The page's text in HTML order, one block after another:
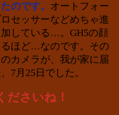
のです。 オートフォー
セッサーなどめちゃ進
している…。GH5の顔
ほど…なのです。その
カメラが、我が家に届
7月25日でした。
ださいね！